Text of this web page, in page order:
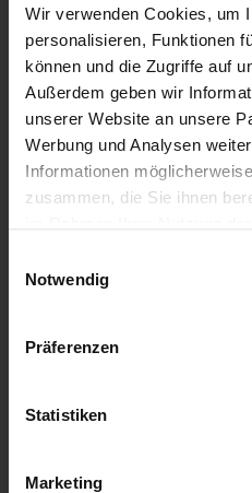
Wir verwenden Cookies, um
personalisieren, Funktionen
können und die Zugriffe auf
Außerdem geben wir
unserer Website an unsere
Werbung und Analysen
Informationen
zusammen, die Sie ihnen
Notwendig
Präferenzen
Statistiken
Marketing
visualisatie ook
Datavisualisatie voor
gegevensvoorbereiding
gaat om plattegronden
netwerkplannen in de
voor de presentatie van
personeelsplanning en
Koop altijd de
Afhankelijk van uw
licenties worden meestal